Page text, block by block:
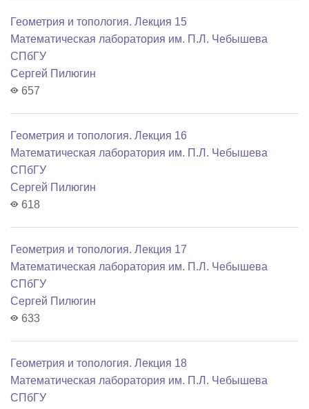
Геометрия и топология. Лекция 15
Математичеcкая лаборатория им. П.Л. Чебышева
СПбГУ
Сергей Пилюгин
657
Геометрия и топология. Лекция 16
Математичеcкая лаборатория им. П.Л. Чебышева
СПбГУ
Сергей Пилюгин
618
Геометрия и топология. Лекция 17
Математичеcкая лаборатория им. П.Л. Чебышева
СПбГУ
Сергей Пилюгин
633
Геометрия и топология. Лекция 18
Математичеcкая лаборатория им. П.Л. Чебышева
СПбГУ